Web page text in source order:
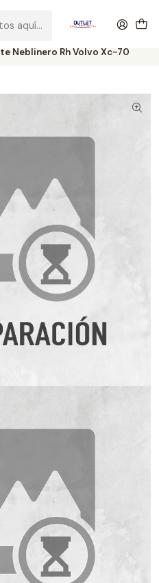
de calidad.
Neblinero Rh Volvo Xc-70